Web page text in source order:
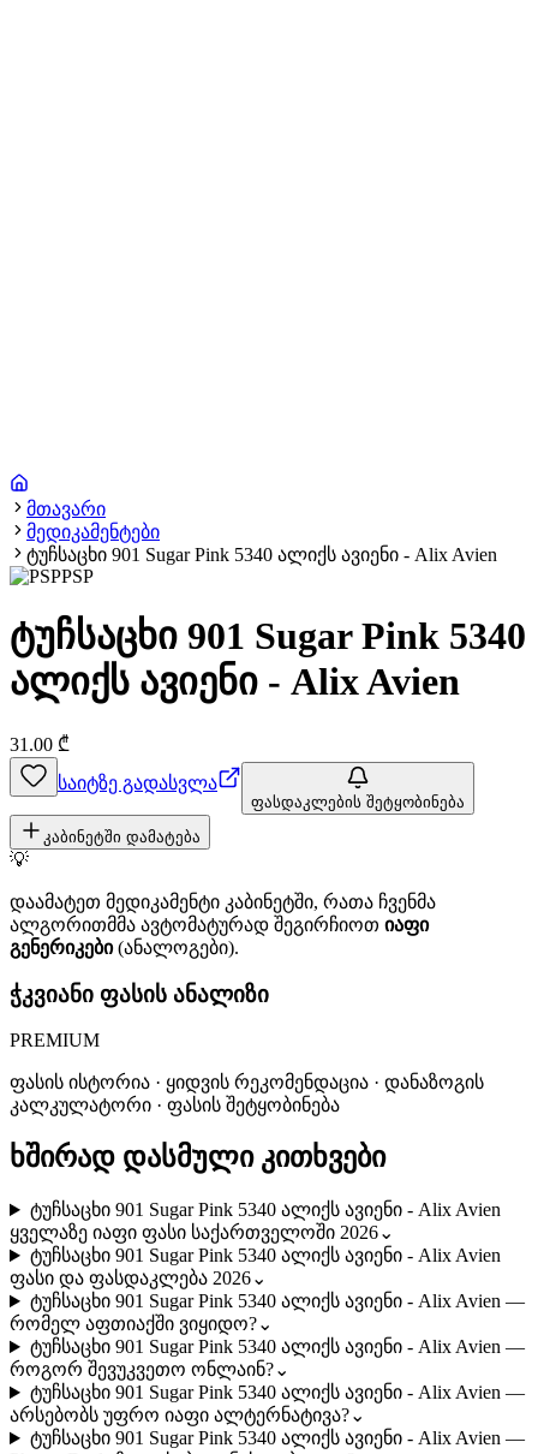
მთავარი
მედიკამენტები
ტუჩსაცხი 901 Sugar Pink 5340 ალიქს ავიენი - Alix Avien
PSP
ტუჩსაცხი 901 Sugar Pink 5340
ალიქს ავიენი - Alix Avien
31.00 ₾
საიტზე გადასვლა
ფასდაკლების შეტყობინება
კაბინეტში დამატება
💡
დაამატეთ მედიკამენტი კაბინეტში, რათა ჩვენმა
ალგორითმმა ავტომატურად შეგირჩიოთ იაფი
გენერიკები(ანალოგები).
ჭკვიანი ფასის ანალიზი
PREMIUM
ფასის ისტორია · ყიდვის რეკომენდაცია · დანაზოგის
კალკულატორი · ფასის შეტყობინება
ხშირად დასმული კითხვები
ტუჩსაცხი 901 Sugar Pink 5340 ალიქს ავიენი - Alix Avien
ყველაზე იაფი ფასი საქართველოში 2026⌄
ტუჩსაცხი 901 Sugar Pink 5340 ალიქს ავიენი - Alix Avien
ფასი და ფასდაკლება 2026⌄
ტუჩსაცხი 901 Sugar Pink 5340 ალიქს ავიენი - Alix Avien —
რომელ აფთიაქში ვიყიდო?⌄
ტუჩსაცხი 901 Sugar Pink 5340 ალიქს ავიენი - Alix Avien —
როგორ შევუკვეთო ონლაინ?⌄
ტუჩსაცხი 901 Sugar Pink 5340 ალიქს ავიენი - Alix Avien —
არსებობს უფრო იაფი ალტერნატივა?⌄
ტუჩსაცხი 901 Sugar Pink 5340 ალიქს ავიენი - Alix Avien —